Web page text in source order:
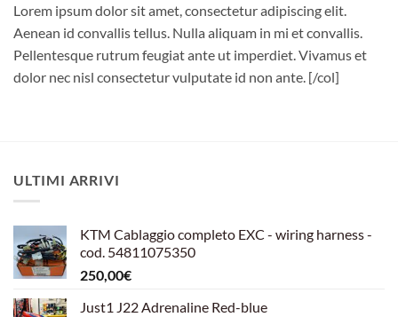
Lorem ipsum dolor sit amet, consectetur adipiscing elit.
Aenean id convallis tellus. Nulla aliquam in mi et convallis.
Pellentesque rutrum feugiat ante ut imperdiet. Vivamus et
dolor nec nisl consectetur vulputate id non ante. [/col]
ULTIMI ARRIVI
KTM Cablaggio completo EXC - wiring harness -
cod. 54811075350
250,00€
Just1 J22 Adrenaline Red-blue